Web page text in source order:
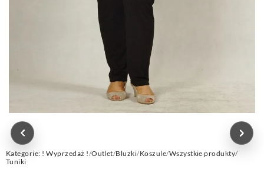
Kategorie: ! Wyprzedaż !/Outlet/Bluzki/Koszule/Wszystkie produkty/
Tuniki